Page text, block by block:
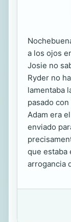
a los ojos
Josie no
Ryder no
lamentaba
pasado
Adam era
enviado
que estaba
arrogancia